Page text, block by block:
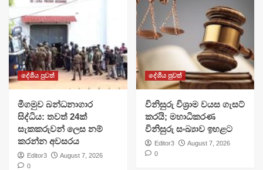
දේශීය පුවත්
මීගමුව බන්ධනාගාර
සිද්ධිය: තවත් 24ක්
සැකකරුවන් ලෙස නම්
කරන්න අවසරය
Editor3
August 7, 2026
0
දේශීය පුවත්
විනිසුරු විශ්‍රාම වයස ගැසට්
කරයි; මහාධිකරණ
විනිසුරු සංඛ්‍යාව ඉහළට
Editor3
August 7, 2026
0